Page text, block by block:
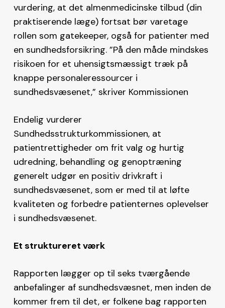
vurdering, at det almenmedicinske tilbud (din
praktiserende læge) fortsat bør varetage
rollen som gatekeeper, også for patienter med
en sundhedsforsikring. ”På den måde mindskes
risikoen for et uhensigtsmæssigt træk på
knappe ­personaleressourcer i
sundhedsvæsenet,” skriver Kommissionen
Endelig vurderer
Sundhedsstrukturkommissionen, at
patientrettigheder om frit valg og hurtig
udredning, behandling og genoptræning
generelt udgør en positiv drivkraft i
sundhedsvæsenet, som er med til at løfte
kvaliteten og forbedre patienternes oplevelser
i sundhedsvæsenet.
Et struktureret værk
Rapporten lægger op til seks tværgående
anbefalinger af sundhedsvæsnet, men inden de
kommer frem til det, er folkene bag rapporten